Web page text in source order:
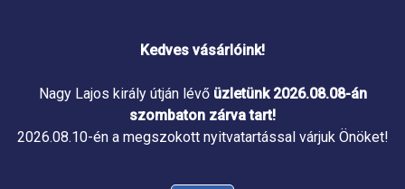
Kedves vásárlóink!
Nagy Lajos király útján lévő üzletünk 2026.08.08-án
szombaton zárva tart!
2026.08.10-én a megszokott nyitvatartással várjuk Önöket!